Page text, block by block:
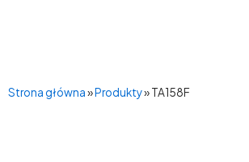
Strona główna»Produkty»TA158F